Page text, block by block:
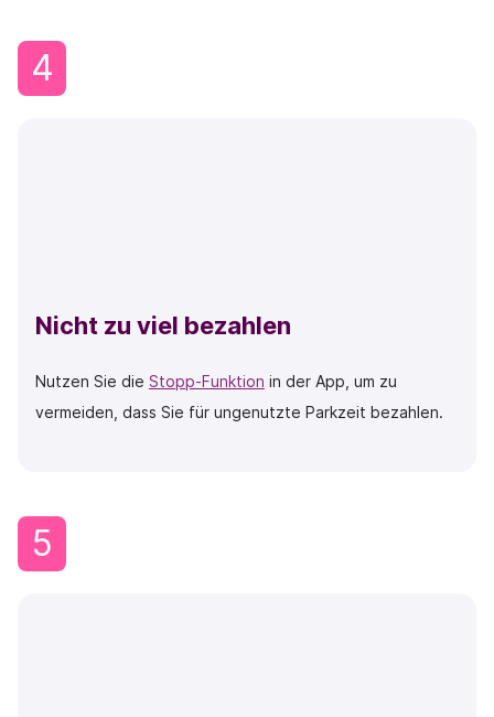
4
Nicht zu viel bezahlen
Nutzen Sie die Stopp-Funktion in der App, um zu
vermeiden, dass Sie für ungenutzte Parkzeit bezahlen.
5